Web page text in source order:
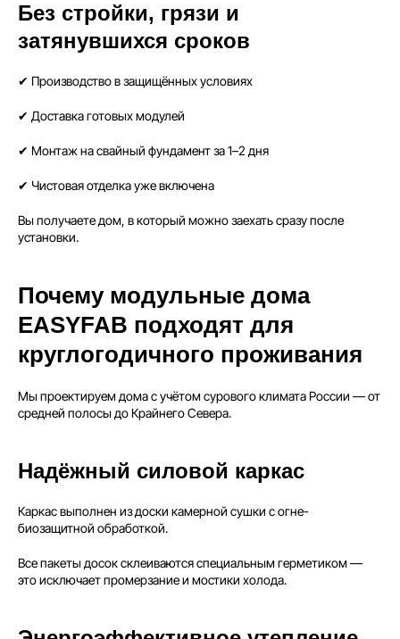
Без стройки, грязи и
затянувшихся сроков
✔ Производство в защищённых условиях
✔ Доставка готовых модулей
✔ Монтаж на свайный фундамент за 1–2 дня
✔ Чистовая отделка уже включена
Вы получаете дом, в который можно заехать сразу после
установки.
Почему модульные дома
EASYFAB подходят для
круглогодичного проживания
Мы проектируем дома с учётом сурового климата России — от
средней полосы до Крайнего Севера.
Надёжный силовой каркас
Каркас выполнен из доски камерной сушки с огне-
биозащитной обработкой.
Все пакеты досок склеиваются специальным герметиком —
это исключает промерзание и мостики холода.